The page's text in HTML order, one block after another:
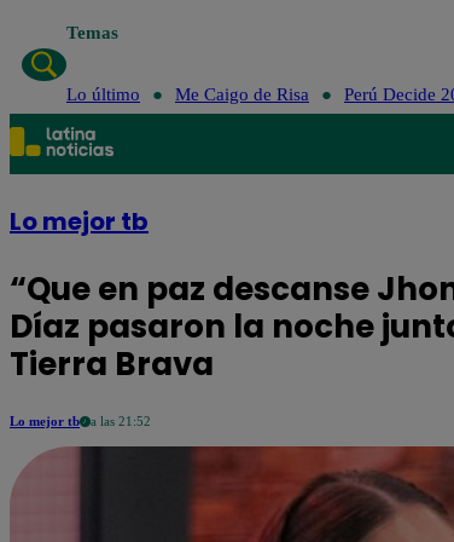
Temas
Lo último Me Caigo de Risa Perú Decide
Lo mejor tb
“Que en paz descanse
Díaz pasaron la noche
Tierra Brava
Lo mejor tb a las 21:52